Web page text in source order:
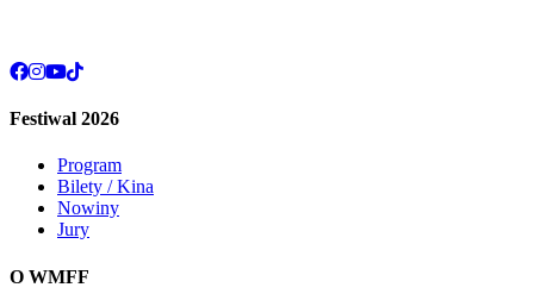
Festiwal 2026
Program
Bilety / Kina
Nowiny
Jury
O WMFF